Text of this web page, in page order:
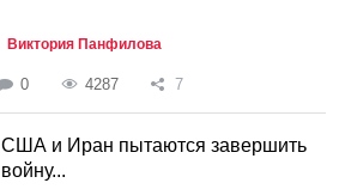
Виктория Панфилова
0 4287 7
США и Иран пытаются завершить
войну...